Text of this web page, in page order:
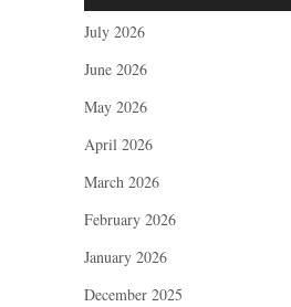
July 2026
June 2026
May 2026
April 2026
March 2026
February 2026
January 2026
December 2025